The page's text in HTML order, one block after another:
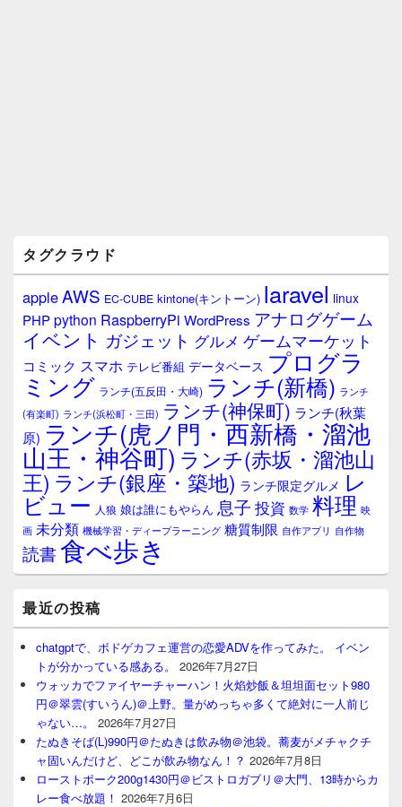
タグクラウド
appleAWS EC-CUBE kintone(キントーン) laravel linux
PHPpython RaspberryPi WordPress アナログゲーム
イベント ガジェット グルメ ゲームマーケット
コミック スマホ テレビ番組 データベース プログラ
ミング ランチ(五反田・大崎) ランチ(新橋) ランチ
(有楽町) ランチ(浜松町・三田) ランチ(神保町) ランチ(秋葉
原) ランチ(虎ノ門・西新橋・溜池
山王・神谷町) ランチ(赤坂・溜池山
王) ランチ(銀座・築地) ランチ限定グルメ レ
ビュー 人狼 娘は誰にもやらん 息子 投資 数学 料理 映
画 未分類 機械学習・ディープラーニング 糖質制限 自作アプリ 自作物
読書食べ歩き
最近の投稿
chatgptで、ボドゲカフェ運営の恋愛ADVを作ってみた。 イベン
トが分かっている感ある。
2026年7月27日
ウォッカでファイヤーチャーハン！火焰炒飯＆坦坦面セット980
円＠翠雲(すいうん)＠上野。量がめっちゃ多くて絶対に一人前じ
ゃない…。
2026年7月27日
たぬきそば(L)990円＠たぬきは飲み物＠池袋。蕎麦がメチャクチ
ャ固いんだけど、どこが飲み物なん！？ 2026年7月8日
ローストポーク200g1430円＠ビストロガブリ＠大門、13時からカ
レー食べ放題！ 2026年7月6日